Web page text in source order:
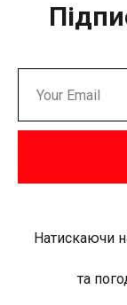
Натискаючи
та